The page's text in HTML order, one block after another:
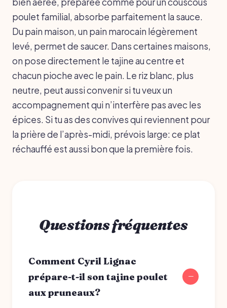
poulet familial, absorbe parfaitement la sauce.
Du pain maison, un pain marocain légèrement
levé, permet de saucer. Dans certaines maisons,
on pose directement le tajine au centre et
chacun pioche avec le pain. Le riz blanc, plus
neutre, peut aussi convenir si tu veux un
accompagnement qui n’interfère pas avec les
épices. Si tu as des convives qui reviennent pour
la prière de l’après-midi, prévois large: ce plat
réchauffé est aussi bon que la première fois.
Questions fréquentes
Comment Cyril Lignac
prépare-t-il son tajine poulet
aux pruneaux?